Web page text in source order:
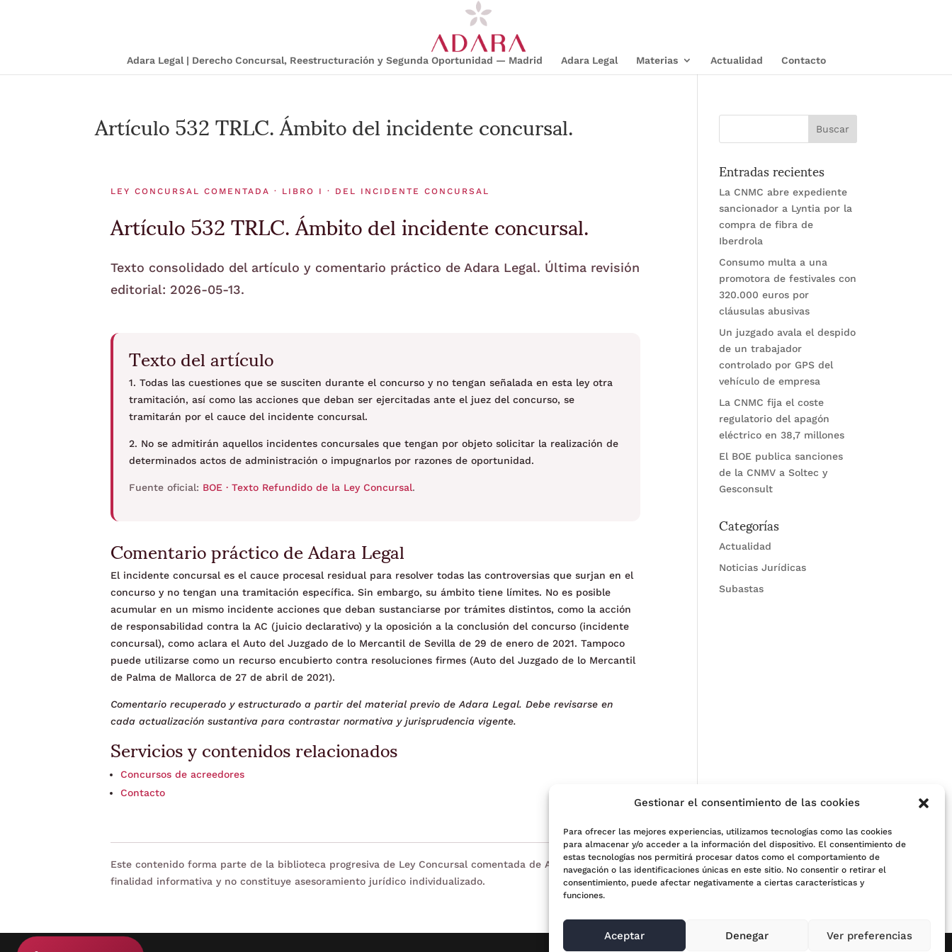
Gestionar el consentimiento de las cookies
Para ofrecer las mejores experiencias, utilizamos tecnologías como las cookies
para almacenar y/o acceder a la información del dispositivo. El consentimiento de
estas tecnologías nos permitirá procesar datos como el comportamiento de
navegación o las identificaciones únicas en este sitio. No consentir o retirar el
consentimiento, puede afectar negativamente a ciertas características y
funciones.
Aceptar Denegar Ver preferencias
Adara Legal | Derecho Concursal, Reestructuración y Segunda Oportunidad — Madrid Adara Legal Materias Actualidad Contacto
Artículo 532 TRLC. Ámbito del incidente concursal.
LEY CONCURSAL COMENTADA · LIBRO I · DEL INCIDENTE CONCURSAL
Artículo 532 TRLC. Ámbito del incidente concursal.
Texto consolidado del artículo y comentario práctico de Adara Legal. Última revisión
editorial: 2026-05-13.
Texto del artículo
1. Todas las cuestiones que se susciten durante el concurso y no tengan señalada en esta ley otra
tramitación, así como las acciones que deban ser ejercitadas ante el juez del concurso, se
tramitarán por el cauce del incidente concursal.
2. No se admitirán aquellos incidentes concursales que tengan por objeto solicitar la realización de
determinados actos de administración o impugnarlos por razones de oportunidad.
Fuente oficial: BOE · Texto Refundido de la Ley Concursal.
Comentario práctico de Adara Legal
El incidente concursal es el cauce procesal residual para resolver todas las controversias que surjan en el
concurso y no tengan una tramitación específica. Sin embargo, su ámbito tiene límites. No es posible
acumular en un mismo incidente acciones que deban sustanciarse por trámites distintos, como la acción
de responsabilidad contra la AC (juicio declarativo) y la oposición a la conclusión del concurso (incidente
concursal), como aclara el Auto del Juzgado de lo Mercantil de Sevilla de 29 de enero de 2021. Tampoco
puede utilizarse como un recurso encubierto contra resoluciones firmes (Auto del Juzgado de lo Mercantil
de Palma de Mallorca de 27 de abril de 2021).
Comentario recuperado y estructurado a partir del material previo de Adara Legal. Debe revisarse en
cada actualización sustantiva para contrastar normativa y jurisprudencia vigente.
Servicios y contenidos relacionados
Concursos de acreedores
Contacto
Este contenido forma parte de la biblioteca progresiva de Ley Concursal comentada de Adara Legal. Tiene
finalidad informativa y no constituye asesoramiento jurídico individualizado.
Entradas recientes
La CNMC abre expediente
sancionador a Lyntia por la
compra de fibra de
Iberdrola
Consumo multa a una
promotora de festivales con
320.000 euros por
cláusulas abusivas
Un juzgado avala el despido
de un trabajador
controlado por GPS del
vehículo de empresa
La CNMC fija el coste
regulatorio del apagón
eléctrico en 38,7 millones
El BOE publica sanciones
de la CNMV a Soltec y
Gesconsult
Categorías
Actualidad
Noticias Jurídicas
Subastas